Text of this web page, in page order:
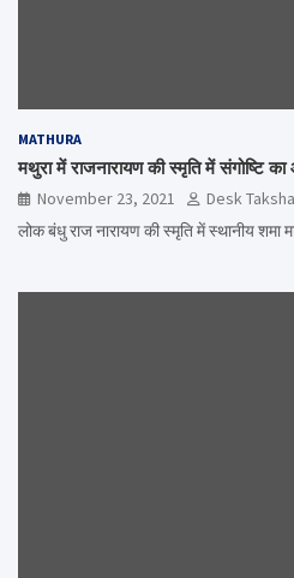
MATHURA
मथुरा में राजनारायण की स्मृति में संगोष्टि
November 23, 2021
Desk
लोक बंधु राज नारायण की स्मृति में स्थानीय शमा